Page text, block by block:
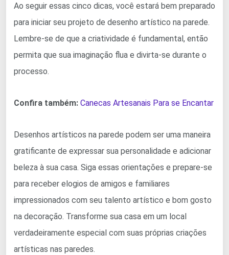
Ao seguir essas cinco dicas, você estará bem preparado
para iniciar seu projeto de desenho artístico na parede.
Lembre-se de que a criatividade é fundamental, então
permita que sua imaginação flua e divirta-se durante o
processo.
Confira também: Canecas Artesanais Para se Encantar
Desenhos artísticos na parede podem ser uma maneira
gratificante de expressar sua personalidade e adicionar
beleza à sua casa. Siga essas orientações e prepare-se
para receber elogios de amigos e familiares
impressionados com seu talento artístico e bom gosto
na decoração. Transforme sua casa em um local
verdadeiramente especial com suas próprias criações
artísticas nas paredes.